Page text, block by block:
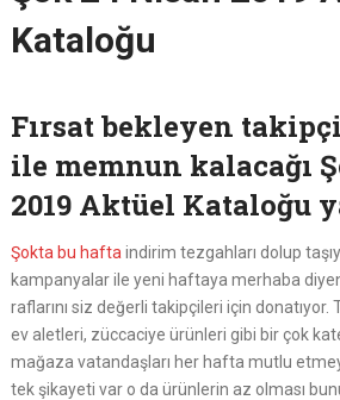
Kataloğu
Fırsat bekleyen
ile memnun kalacağı
2019 Aktüel Kataloğu
Şokta bu hafta indirim tezgahları dolup
kampanyalar ile yeni haftaya merhaba
raflarını siz değerli takipçileri için donatıyor.
ev aletleri, züccaciye ürünleri gibi bir çok
mağaza vatandaşları her hafta mutlu
tek şikayeti var o da ürünlerin az olması